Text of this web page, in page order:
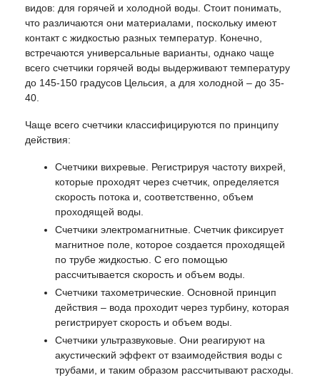
видов: для горячей и холодной воды. Стоит понимать,
что различаются они материалами, поскольку имеют
контакт с жидкостью разных температур. Конечно,
встречаются универсальные варианты, однако чаще
всего счетчики горячей воды выдерживают температуру
до 145-150 градусов Цельсия, а для холодной – до 35-
40.
Чаще всего счетчики классифицируются по принципу
действия:
Счетчики вихревые. Регистрируя частоту вихрей,
которые проходят через счетчик, определяется
скорость потока и, соответственно, объем
проходящей воды.
Счетчики электромагнитные. Счетчик фиксирует
магнитное поле, которое создается проходящей
по трубе жидкостью. С его помощью
рассчитывается скорость и объем воды.
Счетчики тахометрические. Основной принцип
действия – вода проходит через турбину, которая
регистрирует скорость и объем воды.
Счетчики ультразвуковые. Они реагируют на
акустический эффект от взаимодействия воды с
трубами, и таким образом рассчитывают расходы.